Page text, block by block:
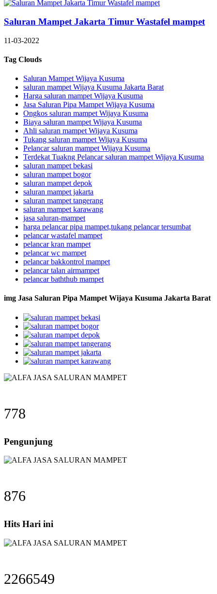
Saluran Mampet Jakarta Timur Wastafel mampet
11-03-2022
Tag Clouds
Saluran Mampet Wijaya Kusuma
saluran mampet Wijaya Kusuma Jakarta Barat
Harga saluran mampet Wijaya Kusuma
Jasa Saluran Pipa Mampet Wijaya Kusuma
Ongkos saluran mampet Wijaya Kusuma
Biaya saluran mampet Wijaya Kusuma
Ahli saluran mampet Wijaya Kusuma
Tukang saluran mampet Wijaya Kusuma
Pelancar saluran mampet Wijaya Kusuma
Terdekat Tuakng Pelancar saluran mampet Wijaya Kusuma
saluran mampet bekasi
saluran mampet bogor
saluran mampet depok
saluran mampet jakarta
saluran mampet tangerang
saluran mampet karawang
jasa saluran-mampet
harga pelancar pipa mampet,tukang pelancar tersumbat
pelancar wastafel mampet
pelancar kran mampet
pelancar wc mampet
pelancar bakkontrol mampet
pelancar talan airmampet
pelancar baththub mampet
img Jasa Saluran Pipa Mampet Wijaya Kusuma Jakarta Barat
778
Pengunjung
876
Hits Hari ini
2266549